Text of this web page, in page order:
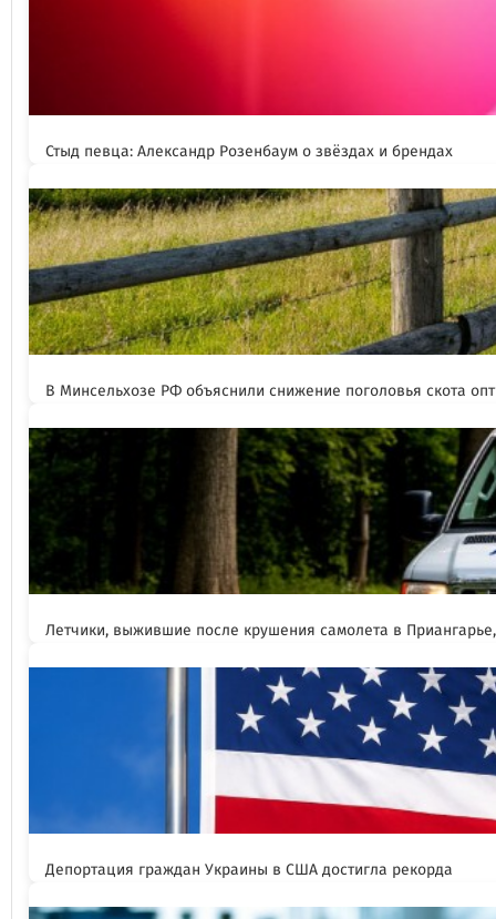
Стыд певца: Александр Розенбаум о звёздах и брендах
В Минсельхозе РФ объяснили снижение поголовья скота
Летчики, выжившие после крушения самолета в
Депортация граждан Украины в США достигла рекорда